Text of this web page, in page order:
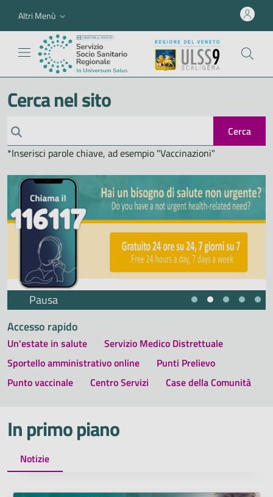
Altri Menù
Cerca nel sito
Cerca
*Inserisci parole chiave, ad esempio "Vaccinazioni"
Pausa
Accesso rapido
Un'estate in salute
Servizio Medico Distrettuale
Sportello amministrativo online
Punti Prelievo
Punto vaccinale
Centro Servizi Case della Comunità
In primo piano
Notizie